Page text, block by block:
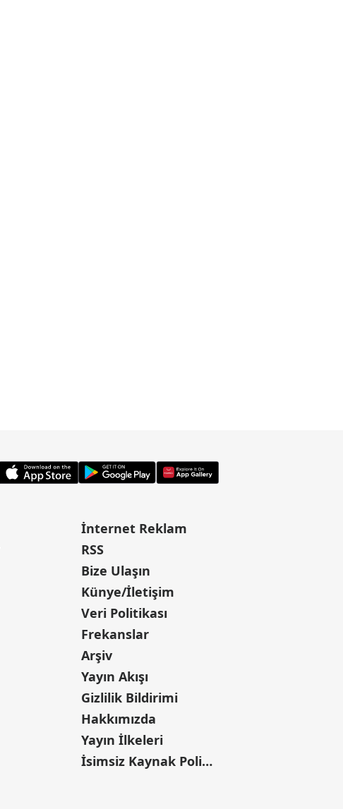
İnternet Reklam
RSS
Bize Ulaşın
Künye/İletişim
Veri Politikası
Frekanslar
Arşiv
Yayın Akışı
Gizlilik Bildirimi
Hakkımızda
Yayın İlkeleri
İsimsiz Kaynak Politikası